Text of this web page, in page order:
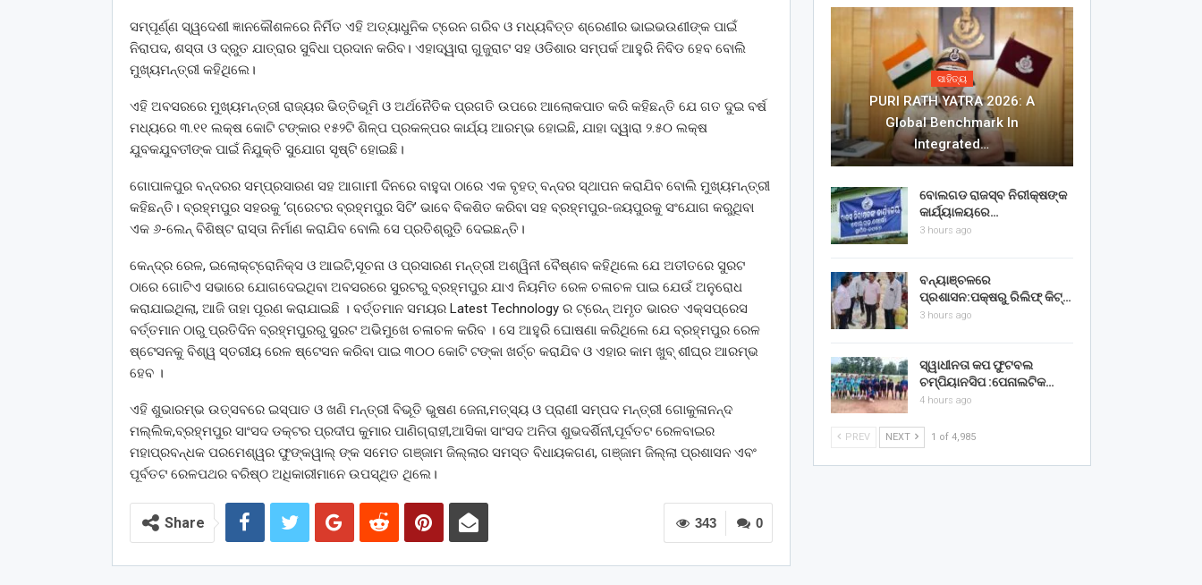
ସମ୍ପୂର୍ଣ୍ଣ ସ୍ୱଦେଶୀ ଜ୍ଞାନକୌଶଳରେ ନିର୍ମିତ ଏହି ଅତ୍ୟାଧୁନିକ ଟ୍ରେନ ଗରିବ ଓ ମଧ୍ୟବିତ୍ତ ଶ୍ରେଣୀର ଭାଇଭଉଣୀଙ୍କ ପାଇଁ
ନିରାପଦ, ଶସ୍ତା ଓ ଦ୍ରୁତ ଯାତ୍ରାର ସୁବିଧା ପ୍ରଦାନ କରିବ। ଏହାଦ୍ୱାରା ଗୁଜୁରାଟ ସହ ଓଡିଶାର ସମ୍ପର୍କ ଆହୁରି ନିବିଡ ହେବ ବୋଲି
ମୁଖ୍ୟମନ୍ତ୍ରୀ କହିଥିଲେ।
ଏହି ଅବସରରେ ମୁଖ୍ୟମନ୍ତ୍ରୀ ରାଜ୍ୟର ଭିତ୍ତିଭୂମି ଓ ଅର୍ଥନୈତିକ ପ୍ରଗତି ଉପରେ ଆଲୋକପାତ କରି କହିଛନ୍ତି ଯେ ଗତ ଦୁଇ ବର୍ଷ
ମଧ୍ୟରେ ୩.୧୧ ଲକ୍ଷ କୋଟି ଟଙ୍କାର ୧୫୨ଟି ଶିଳ୍ପ ପ୍ରକଳ୍ପର କାର୍ଯ୍ୟ ଆରମ୍ଭ ହୋଇଛି, ଯାହା ଦ୍ୱାରା ୨.୫୦ ଲକ୍ଷ
ଯୁବକଯୁବତୀଙ୍କ ପାଇଁ ନିଯୁକ୍ତି ସୁଯୋଗ ସୃଷ୍ଟି ହୋଇଛି।
ଗୋପାଳପୁର ବନ୍ଦରର ସମ୍ପ୍ରସାରଣ ସହ ଆଗାମୀ ଦିନରେ ବାହୁଦା ଠାରେ ଏକ ବୃହତ୍ ବନ୍ଦର ସ୍ଥାପନ କରାଯିବ ବୋଲି ମୁଖ୍ୟମନ୍ତ୍ରୀ
କହିଛନ୍ତି। ବ୍ରହ୍ମପୁର ସହରକୁ ‘ଗ୍ରେଟର ବ୍ରହ୍ମପୁର ସିଟି’ ଭାବେ ବିକଶିତ କରିବା ସହ ବ୍ରହ୍ମପୁର-ଜୟପୁରକୁ ସଂଯୋଗ କରୁଥିବା
ଏକ ୬-ଲେନ୍ ବିଶିଷ୍ଟ ରାସ୍ତା ନିର୍ମାଣ କରାଯିବ ବୋଲି ସେ ପ୍ରତିଶ୍ରୁତି ଦେଇଛନ୍ତି।
କେନ୍ଦ୍ର ରେଳ, ଇଲୋକ୍ଟ୍ରୋନିକ୍‌ସ ଓ ଆଇଟି,ସୂଚନା ଓ ପ୍ରସାରଣ ମନ୍ତ୍ରୀ ଅଶ୍ୱିନୀ ବୈଷ୍ଣବ କହିଥିଲେ ଯେ ଅତୀତରେ ସୁରଟ
ଠାରେ ଗୋଟିଏ ସଭାରେ ଯୋଗଦେଇଥିବା ଅବସରରେ ସୁରଟରୁ ବ୍ରହ୍ମପୁର ଯାଏ ନିୟମିତ ରେଳ ଚଳାଚଳ ପାଇ ଯେଉଁ ଅନୁରୋଧ
କରାଯାଇଥିଲା, ଆଜି ତାହା ପୂରଣ କରାଯାଇଛି । ବର୍ତ୍ତମାନ ସମୟର Latest Technology ର ଟ୍ରେନ୍ ଅମୃତ ଭାରତ ଏକ୍ସପ୍ରେସ
ବର୍ତ୍ତମାନ ଠାରୁ ପ୍ରତିଦିନ ବ୍ରହ୍ମପୁରରୁ ସୁରଟ ଅଭିମୁଖେ ଚଳାଚଳ କରିବ । ସେ ଆହୁରି ଘୋଷଣା କରିଥିଲେ ଯେ ବ୍ରହ୍ମପୁର ରେଳ
ଷ୍ଟେସନକୁ ବିଶ୍ୱ ସ୍ତରୀୟ ରେଳ ଷ୍ଟେସନ କରିବା ପାଇ ୩୦୦ କୋଟି ଟଙ୍କା ଖର୍ଚ୍ଚ କରାଯିବ ଓ ଏହାର କାମ ଖୁବ୍ ଶୀଘ୍ର ଆରମ୍ଭ
ହେବ ।
ଏହି ଶୁଭାରମ୍ଭ ଉତ୍ସବରେ ଇସ୍ପାତ ଓ ଖଣି ମନ୍ତ୍ରୀ ବିଭୂତି ଭୁଷଣ ଜେନା,ମତ୍ସ୍ୟ ଓ ପ୍ରାଣୀ ସମ୍ପଦ ମନ୍ତ୍ରୀ ଗୋକୁଳାନନ୍ଦ
ମଲ୍ଲିକ,ବ୍ରହ୍ମପୁର ସାଂସଦ ଡକ୍ଟର ପ୍ରଦୀପ କୁମାର ପାଣିଗ୍ରାହୀ,ଆସିକା ସାଂସଦ ଅନିତା ଶୁଭଦର୍ଶିନୀ,ପୂର୍ବତଟ ରେଳବାଇର
ମହାପ୍ରବନ୍ଧକ ପରମେଶ୍ୱର ଫୁଙ୍କୱାଲ୍ ଙ୍କ ସମେତ ଗଞ୍ଜାମ ଜିଲ୍ଲାର ସମସ୍ତ ବିଧାୟକଗଣ, ଗଞ୍ଜାମ ଜିଲ୍ଲା ପ୍ରଶାସନ ଏବଂ
ପୂର୍ବତଟ ରେଳପଥର ବରିଷ୍ଠ ଅଧିକାରୀମାନେ ଉପସ୍ଥିତ ଥିଲେ।
0
343
Share
ସାହିତ୍ୟ
PURI RATH YATRA 2026: A
Global Benchmark In
Integrated…
ବୋଲଗଡ ରାଜସ୍ବ ନିରୀକ୍ଷଙ୍କ
କାର୍ଯ୍ୟାଳୟରେ…
3 hours ago
ବନ୍ୟାଞ୍ଚଳରେ
ପ୍ରଶାସନ:ପକ୍ଷରୁ ରିଲିଫ୍ କିଟ୍…
3 hours ago
ସ୍ୱାଧୀନତା କପ ଫୁଟବଲ
ଚମ୍ପିୟାନସିପ :ପେନାଲଟିକ…
4 hours ago
PREV NEXT 1 of 4,985